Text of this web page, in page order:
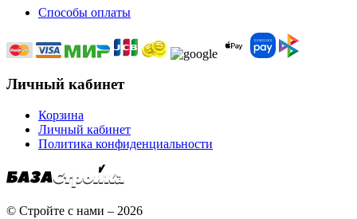
Способы оплаты
Личный кабинет
Корзина
Личный кабинет
Политика конфиденциальности
© Стройте с нами – 2026